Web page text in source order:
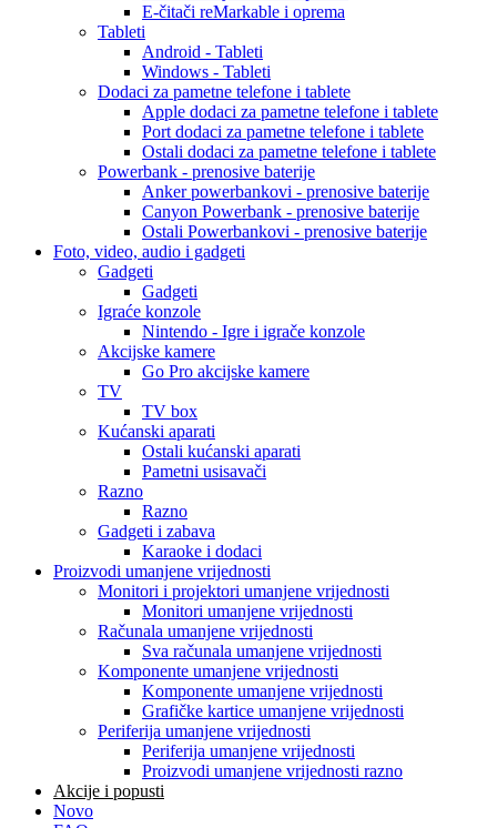
E-čitači reMarkable i oprema
Tableti
Android - Tableti
Windows - Tableti
Dodaci za pametne telefone i tablete
Apple dodaci za pametne telefone i tablete
Port dodaci za pametne telefone i tablete
Ostali dodaci za pametne telefone i tablete
Powerbank - prenosive baterije
Anker powerbankovi - prenosive baterije
Canyon Powerbank - prenosive baterije
Ostali Powerbankovi - prenosive baterije
Foto, video, audio i gadgeti
Gadgeti
Gadgeti
Igraće konzole
Nintendo - Igre i igrače konzole
Akcijske kamere
Go Pro akcijske kamere
TV
TV box
Kućanski aparati
Ostali kućanski aparati
Pametni usisavači
Razno
Razno
Gadgeti i zabava
Karaoke i dodaci
Proizvodi umanjene vrijednosti
Monitori i projektori umanjene vrijednosti
Monitori umanjene vrijednosti
Računala umanjene vrijednosti
Sva računala umanjene vrijednosti
Komponente umanjene vrijednosti
Komponente umanjene vrijednosti
Grafičke kartice umanjene vrijednosti
Periferija umanjene vrijednosti
Periferija umanjene vrijednosti
Proizvodi umanjene vrijednosti razno
Akcije i popusti
Novo